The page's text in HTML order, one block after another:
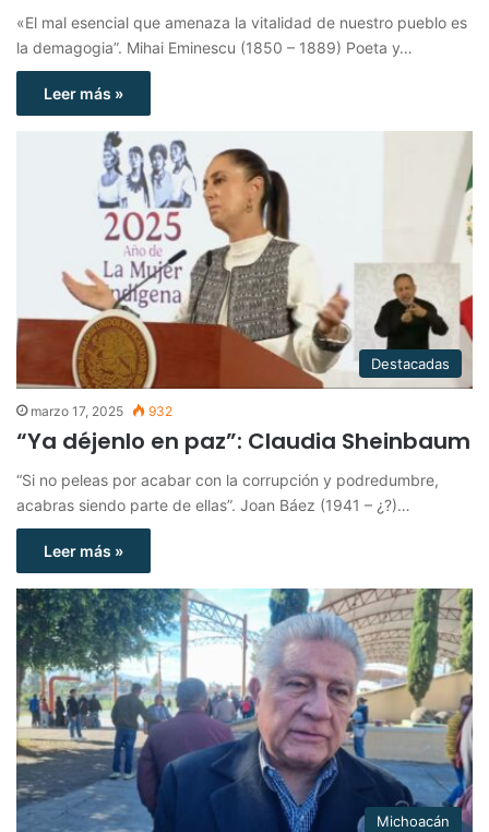
«El mal esencial que amenaza la vitalidad de nuestro pueblo es
la demagogia”. Mihai Eminescu (1850 – 1889) Poeta y…
Leer más »
Destacadas
marzo 17, 2025 932
“Ya déjenlo en paz”: Claudia Sheinbaum
“Si no peleas por acabar con la corrupción y podredumbre,
acabras siendo parte de ellas”. Joan Báez (1941 – ¿?)…
Leer más »
Michoacán